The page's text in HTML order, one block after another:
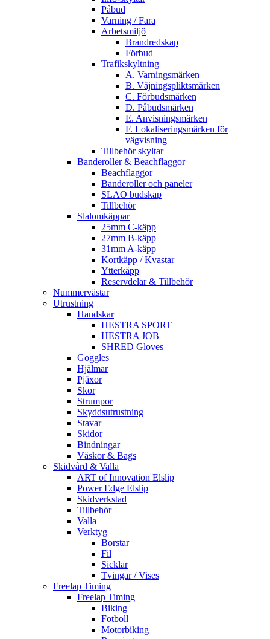
Påbud
Varning / Fara
Arbetsmiljö
Brandredskap
Förbud
Trafikskyltning
A. Varningsmärken
B. Väjningspliktsmärken
C. Förbudsmärken
D. Påbudsmärken
E. Anvisningsmärken
F. Lokaliseringsmärken för
vägvisning
Tillbehör skyltar
Banderoller & Beachflaggor
Beachflaggor
Banderoller och paneler
SLAO budskap
Tillbehör
Slalomkäppar
25mm C-käpp
27mm B-käpp
31mm A-käpp
Kortkäpp / Kvastar
Ytterkäpp
Reservdelar & Tillbehör
Nummervästar
Utrustning
Handskar
HESTRA SPORT
HESTRA JOB
SHRED Gloves
Goggles
Hjälmar
Pjäxor
Skor
Strumpor
Skyddsutrustning
Stavar
Skidor
Bindningar
Väskor & Bags
Skidvård & Valla
ART of Innovation Elslip
Power Edge Elslip
Skidverkstad
Tillbehör
Valla
Verktyg
Borstar
Fil
Sicklar
Tvingar / Vises
Freelap Timing
Freelap Timing
Biking
Fotboll
Motorbiking